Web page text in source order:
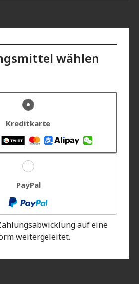
wählen
Kreditkarte
PayPal
auf eine
weitergeleitet.